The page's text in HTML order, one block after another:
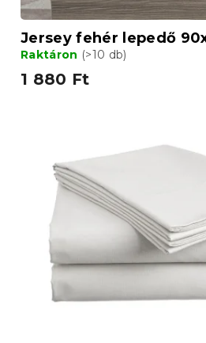
Jersey fehér lepedő
Raktáron (>10 db)
1 880 Ft